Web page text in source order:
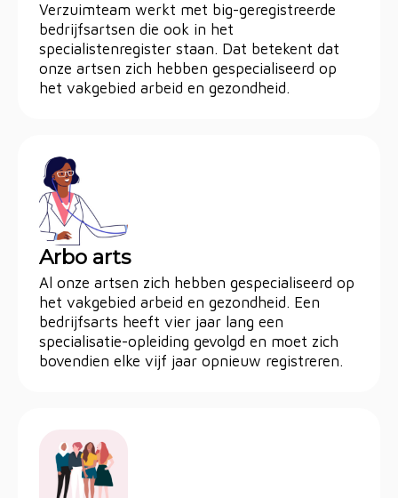
Verzuimteam werkt met big-geregistreerde
bedrijfsartsen die ook in het
specialistenregister staan. Dat betekent dat
onze artsen zich hebben gespecialiseerd op
het vakgebied arbeid en gezondheid.
Arbo arts
Al onze artsen zich hebben gespecialiseerd op
het vakgebied arbeid en gezondheid. Een
bedrijfsarts heeft vier jaar lang een
specialisatie-opleiding gevolgd en moet zich
bovendien elke vijf jaar opnieuw registreren.